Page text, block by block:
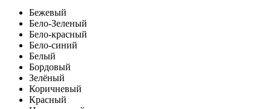
Бежевый
Бело-Зеленый
Бело-красный
Бело-синий
Белый
Бордовый
Зелёный
Коричневый
Красный